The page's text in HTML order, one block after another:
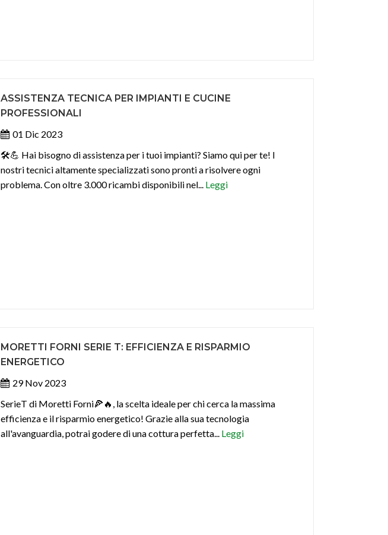
ASSISTENZA TECNICA PER IMPIANTI E CUCINE
PROFESSIONALI
01 Dic 2023
🛠️💪 Hai bisogno di assistenza per i tuoi impianti? Siamo qui per te! I
nostri tecnici altamente specializzati sono pronti a risolvere ogni
problema. Con oltre 3.000 ricambi disponibili nel... Leggi
MORETTI FORNI SERIE T: EFFICIENZA E RISPARMIO
ENERGETICO
29 Nov 2023
SerieT di Moretti Forni🍕🔥, la scelta ideale per chi cerca la massima
efficienza e il risparmio energetico! Grazie alla sua tecnologia
all'avanguardia, potrai godere di una cottura perfetta... Leggi